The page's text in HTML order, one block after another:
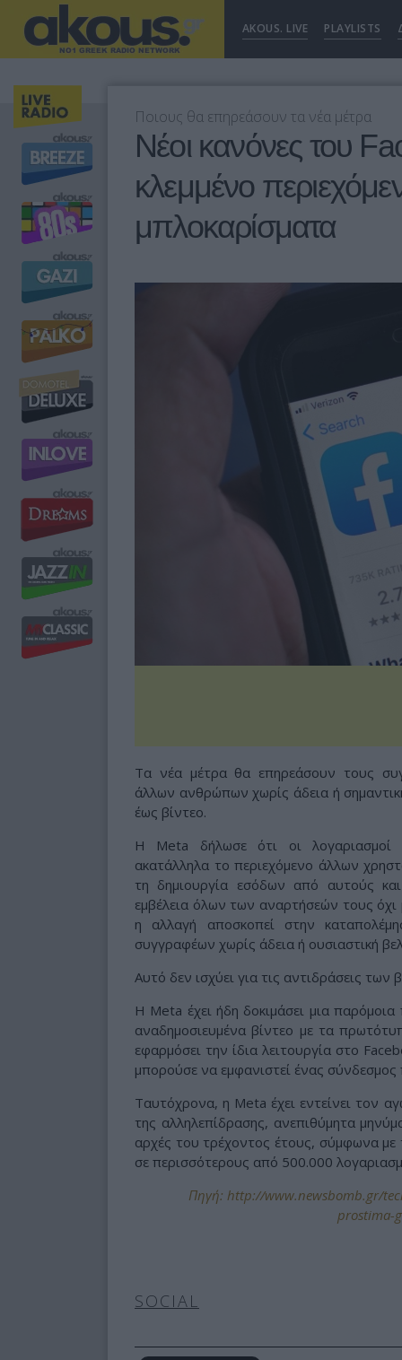
AKOUS. LIVE PLAYLISTS
Ποιους θα επηρεάσουν τα νέα μέτρα
Νέοι κανόνες του
κλεμμένο
μπλοκαρίσματα
Τα νέα μέτρα θα επηρεάσουν τους
άλλων ανθρώπων χωρίς άδεια ή
έως βίντεο.
H Meta δήλωσε ότι οι λογαριασμοί
ακατάλληλα το περιεχόμενο άλλων
τη δημιουργία εσόδων από αυτούς
εμβέλεια όλων των αναρτήσεών τους
η αλλαγή αποσκοπεί στην
συγγραφέων χωρίς άδεια ή ουσιαστική
Αυτό δεν ισχύει για τις αντιδράσεις των
Η Meta έχει ήδη δοκιμάσει μια
αναδημοσιευμένα βίντεο με τα
εφαρμόσει την ίδια λειτουργία στο
μπορούσε να εμφανιστεί ένας σύνδεσμος
Ταυτόχρονα, η Meta έχει εντείνει τον
της αλληλεπίδρασης, ανεπιθύμητα
αρχές του τρέχοντος έτους, σύμφωνα με
σε περισσότερους από 500.000
Πηγή: http://www.newsbomb.gr/
prostima-
SOCIAL